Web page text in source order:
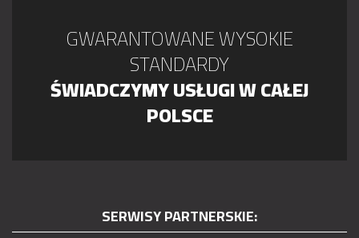
GWARANTOWANE WYSOKIE
STANDARDY
ŚWIADCZYMY USŁUGI W CAŁEJ
POLSCE
SERWISY PARTNERSKIE: